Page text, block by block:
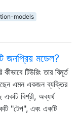
models
জনপ্রিয় মডেল?
টিউরিং তার বিমূর্ত
এমন একজন ব্যক্তির
বিশ্রী, অব্যর্থ
"টেপ", এবং একটি